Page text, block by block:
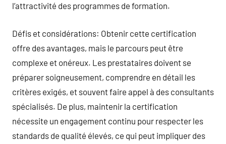
l’attractivité des programmes de formation.
Défis et considérations: Obtenir cette certification
offre des avantages, mais le parcours peut être
complexe et onéreux. Les prestataires doivent se
préparer soigneusement, comprendre en détail les
critères exigés, et souvent faire appel à des consultants
spécialisés. De plus, maintenir la certification
nécessite un engagement continu pour respecter les
standards de qualité élevés, ce qui peut impliquer des